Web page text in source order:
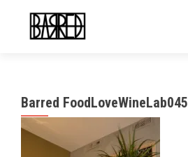
Barred FoodLoveWineLab045